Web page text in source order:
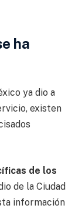
ha
ya dio a
existen
de los
de la Ciudad
información